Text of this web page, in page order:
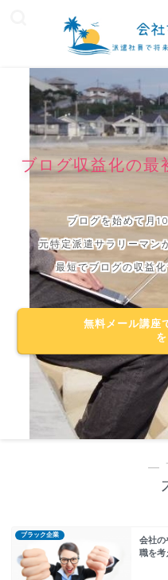
ブログ収益化の最
ブログを始めて月
元特定派遣サラリーマン
最短でブログの収益
無料メール講座
―
ブラック企業
会社の
職を考